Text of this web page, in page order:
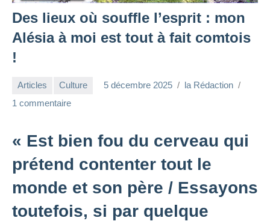
Des lieux où souffle l’esprit : mon
Alésia à moi est tout à fait comtois
!
Articles Culture 5 décembre 2025
la Rédaction
1 commentaire
« Est bien fou du cerveau qui
prétend contenter tout le
monde et son père / Essayons
toutefois, si par quelque